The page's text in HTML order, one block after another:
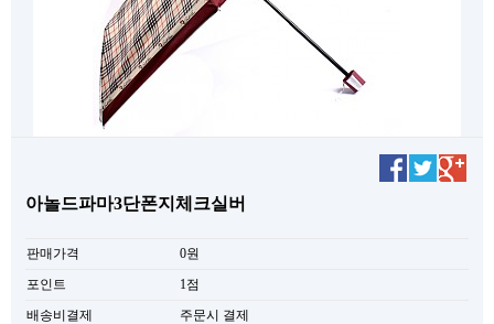
아놀드파마3단폰지체크실버
판매가격
0원
포인트
1점
배송비결제
주문시 결제